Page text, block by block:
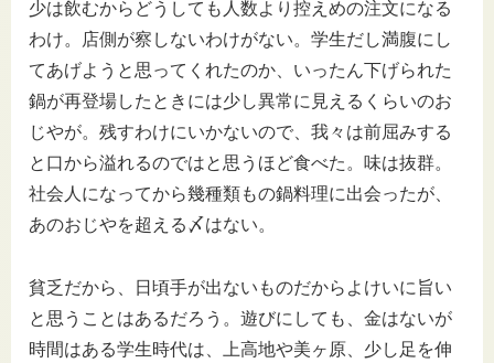
少は飲むからどうしても人数より控えめの注文になる
わけ。店側が察しないわけがない。学生だし満腹にし
てあげようと思ってくれたのか、いったん下げられた
鍋が再登場したときには少し異常に見えるくらいのお
じやが。残すわけにいかないので、我々は前屈みする
と口から溢れるのではと思うほど食べた。味は抜群。
社会人になってから幾種類もの鍋料理に出会ったが、
あのおじやを超える〆はない。
貧乏だから、日頃手が出ないものだからよけいに旨い
と思うことはあるだろう。遊びにしても、金はないが
時間はある学生時代は、上高地や美ヶ原、少し足を伸